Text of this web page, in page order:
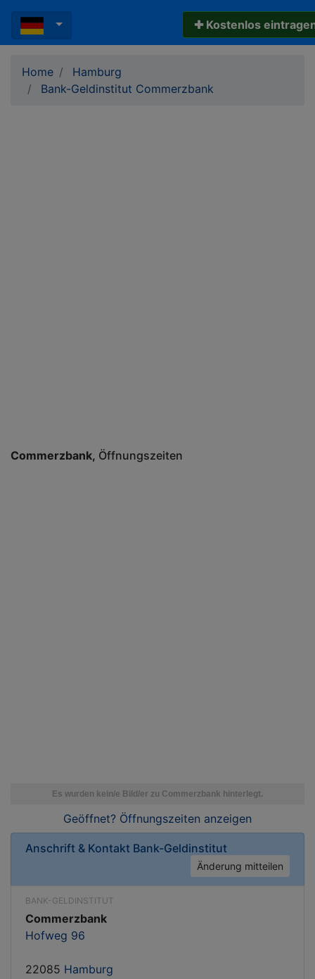
✚ Kostenlos
Home
Hamburg
Bank-Geldinstitut Commerzbank
Commerzbank Öffnungszeiten
Geöffnet? Öffnungszeiten anzeigen
Anschrift & Kontakt Bank-Geldinstitut
Änderung mitteilen
BANK-GELDINSTITUT
Commerzbank
Hofweg 96
22085 Hamburg